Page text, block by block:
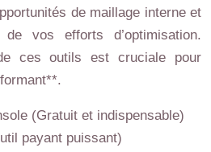
de maillage interne et
vos efforts d’optimisation.
ces outils est cruciale pour
(Gratuit et indispensable)
payant puissant)